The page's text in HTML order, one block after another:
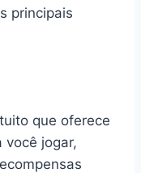
principais
que oferece
jogar,